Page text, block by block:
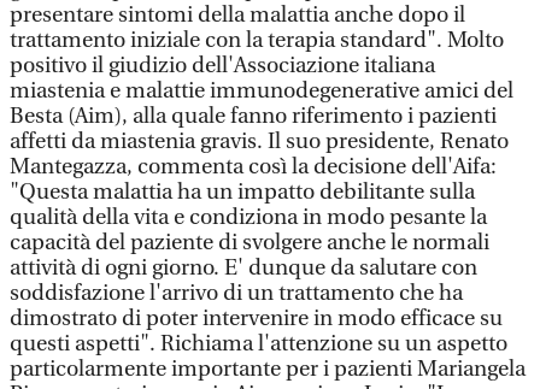
presentare sintomi della malattia anche dopo il
trattamento iniziale con la terapia standard". Molto
positivo il giudizio dell'Associazione italiana
miastenia e malattie immunodegenerative amici del
Besta (Aim), alla quale fanno riferimento i pazienti
affetti da miastenia gravis. Il suo presidente, Renato
Mantegazza, commenta così la decisione dell'Aifa:
"Questa malattia ha un impatto debilitante sulla
qualità della vita e condiziona in modo pesante la
capacità del paziente di svolgere anche le normali
attività di ogni giorno. E' dunque da salutare con
soddisfazione l'arrivo di un trattamento che ha
dimostrato di poter intervenire in modo efficace su
questi aspetti". Richiama l'attenzione su un aspetto
particolarmente importante per i pazienti Mariangela